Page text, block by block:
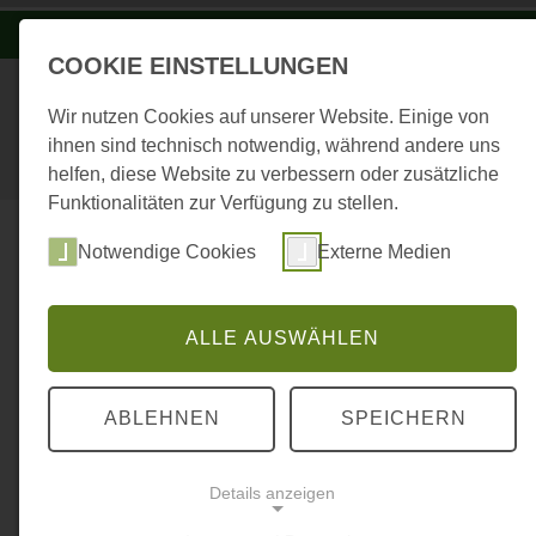
Das Haus
Erlebnis Johanniskreuz
STARTSEITE ANMELDUNG
Willkommen im
COOKIE EINSTELLUNGEN
Wir nutzen Cookies auf unserer Website. Einige von
ihnen sind technisch notwendig, während andere uns
helfen, diese Website zu verbessern oder zusätzliche
Funktionalitäten zur Verfügung zu stellen.
Notwendige Cookies Externe Medien
ALLE AUSWÄHLEN
ABLEHNEN SPEICHERN
Details anzeigen